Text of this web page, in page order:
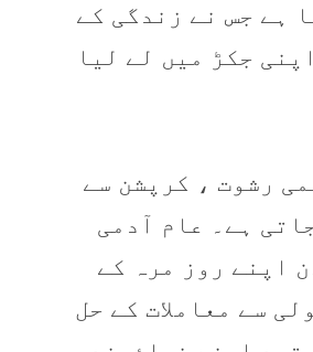
ہے جس نے زندگی کے
جکڑ میں لے لیا
رشوت ، کرپشن سے
ہے۔ عام آدمی
اپنے روز مرہ کے
سے معاملات کے حل